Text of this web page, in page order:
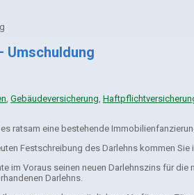
Umschuldung
Gebäudeversicherung
ratsam eine bestehende
Festschreibung des Darlehns kommen
im Voraus seinen neuen Darlehnszins für
Darlehns.